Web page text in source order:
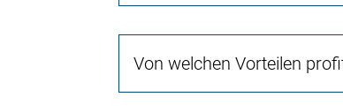
Von welchen Vorteilen